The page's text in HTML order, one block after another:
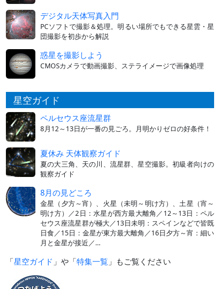
デジタル天体写真入門
PCソフトで撮影＆処理。明るい場所でもできる星雲・星
団撮影を初歩から解説
惑星を撮影しよう
CMOSカメラで動画撮影、ステライメージで画像処理
星空ガイド
ペルセウス座流星群
8月12～13日が一番の見ごろ。月明かりゼロの好条件！
夏休み 天体観察ガイド
夏の大三角、天の川、流星群、星空撮影。初級者向けの
観察ガイド
8月の見どころ
金星（夕方～宵）、火星（未明～明け方）、土星（宵～
明け方）／2日：水星が西方最大離角／12～13日：ペル
セウス座流星群が極大／13日未明：スペインなどで皆既
日食／15日：金星が東方最大離角／16日夕方～宵：細い
月と金星が接近／…
「星空ガイド 」や「特集一覧 」もご覧ください